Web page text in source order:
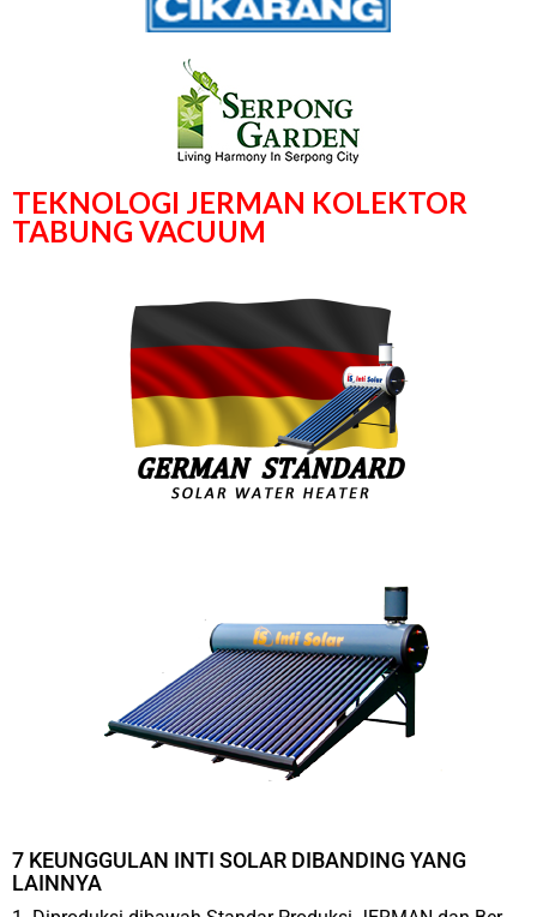
TEKNOLOGI JERMAN KOLEKTOR
TABUNG VACUUM
7 KEUNGGULAN INTI SOLAR DIBANDING YANG
LAINNYA